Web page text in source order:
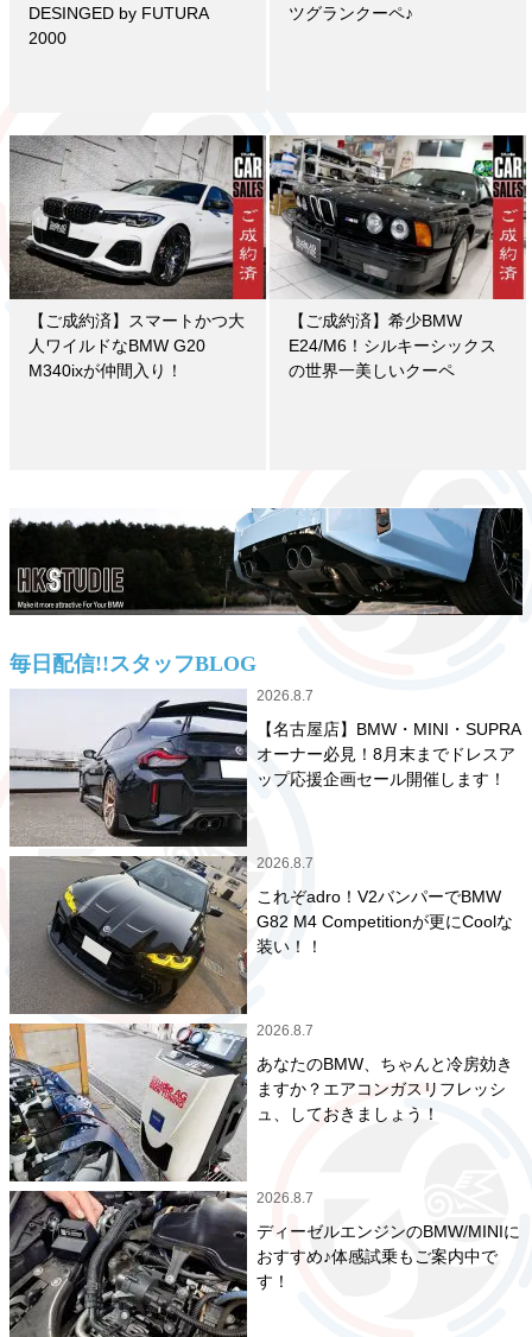
DESINGED by FUTURA
2000
ツグランクーペ♪
【ご成約済】スマートかつ大
人ワイルドなBMW G20
M340ixが仲間入り！
【ご成約済】希少BMW
E24/M6！シルキーシックス
の世界一美しいクーペ
毎日配信!!スタッフBLOG
2026.8.7
【名古屋店】BMW・MINI・SUPRA
オーナー必見！8月末までドレスア
ップ応援企画セール開催します！
2026.8.7
これぞadro！V2バンパーでBMW
G82 M4 Competitionが更にCoolな
装い！！
2026.8.7
あなたのBMW、ちゃんと冷房効き
ますか？エアコンガスリフレッシ
ュ、しておきましょう！
2026.8.7
ディーゼルエンジンのBMW/MINIに
おすすめ♪体感試乗もご案内中で
す！